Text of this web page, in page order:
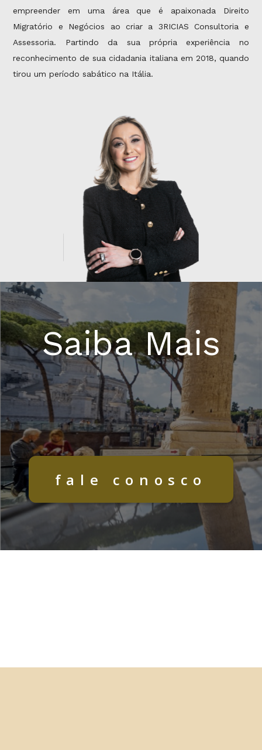
empreender em uma área que é apaixonada Direito
Migratório e Negócios ao criar a 3RICIAS Consultoria e
Assessoria. Partindo da sua própria experiência no
reconhecimento de sua cidadania italiana em 2018, quando
tirou um período sabático na Itália.
Saiba Mais
fale conosco